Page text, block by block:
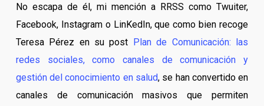
No escapa de él, mi mención a RRSS como Twuiter,
Facebook, Instagram o LinKedIn, que como bien recoge
Teresa Pérez en su post Plan de Comunicación: las
redes sociales, como canales de comunicación y
gestión del conocimiento en salud, se han convertido en
canales de comunicación masivos que permiten